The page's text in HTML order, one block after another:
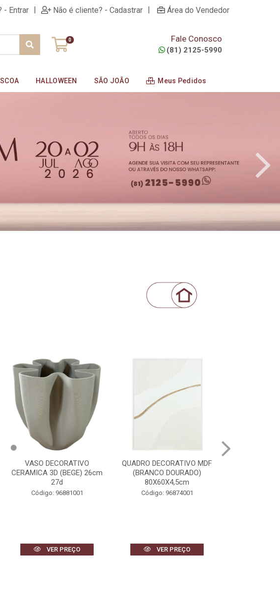
- Entrar | Não é cliente? - Cadastrar | Área do Vendedor
0 Fale Conosco
(81) 2125-5990
HALLOWEEN SÃO JOÃO Meus Pedidos
QUADRO DECORATIVO MDF
(BRANCO DOURADO)
80X60X4,5cm
Código: 96874001
VER PREÇO
CACHEPOT DECORATVIO
CIMENTO FOLHAS (BEGE)
23,5cm 26d
Código: 97024001
VER PREÇO